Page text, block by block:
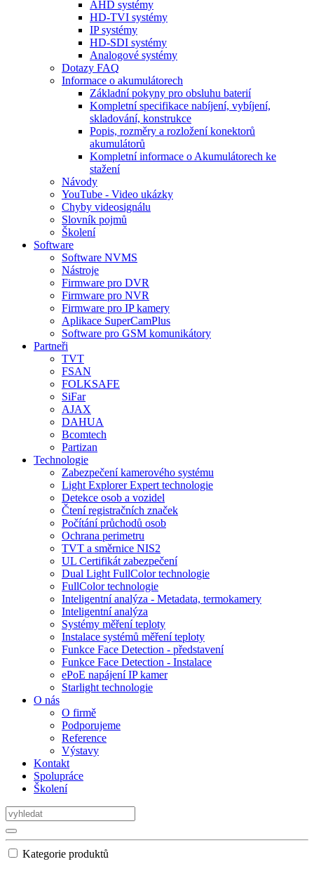
AHD systémy
HD-TVI systémy
IP systémy
HD-SDI systémy
Analogové systémy
Dotazy FAQ
Informace o akumulátorech
Základní pokyny pro obsluhu baterií
Kompletní specifikace nabíjení, vybíjení,
skladování, konstrukce
Popis, rozměry a rozložení konektorů
akumulátorů
Kompletní informace o Akumulátorech ke
stažení
Návody
YouTube - Video ukázky
Chyby videosignálu
Slovník pojmů
Školení
Software
Software NVMS
Nástroje
Firmware pro DVR
Firmware pro NVR
Firmware pro IP kamery
Aplikace SuperCamPlus
Software pro GSM komunikátory
Partneři
TVT
FSAN
FOLKSAFE
SiFar
AJAX
DAHUA
Bcomtech
Partizan
Technologie
Zabezpečení kamerového systému
Light Explorer Expert technologie
Detekce osob a vozidel
Čtení registračních značek
Počítání průchodů osob
Ochrana perimetru
TVT a směrnice NIS2
UL Certifikát zabezpečení
Dual Light FullColor technologie
FullColor technologie
Inteligentní analýza - Metadata, termokamery
Inteligentní analýza
Systémy měření teploty
Instalace systémů měření teploty
Funkce Face Detection - představení
Funkce Face Detection - Instalace
ePoE napájení IP kamer
Starlight technologie
O nás
O firmě
Podporujeme
Reference
Výstavy
Kontakt
Spolupráce
Školení
Kategorie produktů